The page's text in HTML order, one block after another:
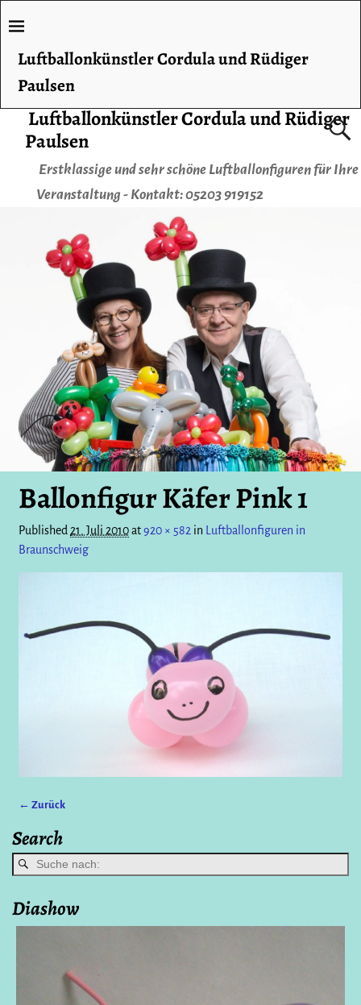
Luftballonkünstler Cordula und Rüdiger
Paulsen
Erstklassige und sehr schöne Luftballonfiguren für Ihre
Veranstaltung - Kontakt: 05203 919152
Luftballonkünstler Cordula und Rüdiger
Paulsen
Ballonfigur Käfer Pink 1
Published21. Juli 2010at920 × 582 in Luftballonfiguren in
Braunschweig
← Zurück
Search
Diashow